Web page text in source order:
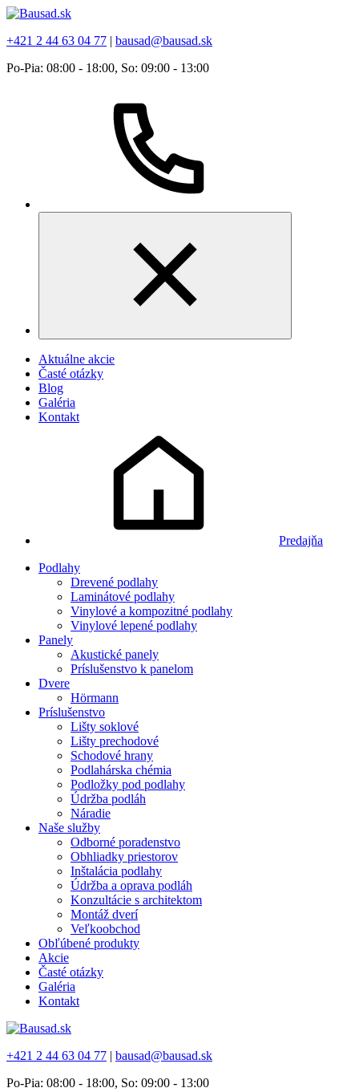
+421 2 44 63 04 77 | bausad@bausad.sk
Po-Pia: 08:00 - 18:00, So: 09:00 - 13:00
Aktuálne akcie
Časté otázky
Blog
Galéria
Kontakt
Predajňa
Podlahy
Drevené podlahy
Laminátové podlahy
Vinylové a kompozitné podlahy
Vinylové lepené podlahy
Panely
Akustické panely
Príslušenstvo k panelom
Dvere
Hörmann
Príslušenstvo
Lišty soklové
Lišty prechodové
Schodové hrany
Podlahárska chémia
Podložky pod podlahy
Údržba podláh
Náradie
Naše služby
Odborné poradenstvo
Obhliadky priestorov
Inštalácia podlahy
Údržba a oprava podláh
Konzultácie s architektom
Montáž dverí
Veľkoobchod
Obľúbené produkty
Akcie
Časté otázky
Galéria
Kontakt
+421 2 44 63 04 77 | bausad@bausad.sk
Po-Pia: 08:00 - 18:00, So: 09:00 - 13:00